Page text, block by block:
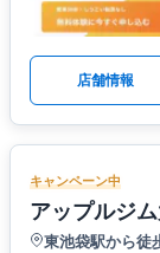
店舗情報
キャンペーン中
アップルジ
東池袋駅から徒